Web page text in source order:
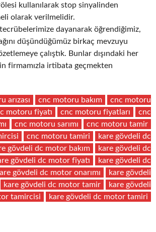
kullanılarak stop sinyalinden
olarak verilmelidir.
dayanarak öğrendiğimiz,
düşündüğümüz birkaç mevzuyu
çalıştık. Bunlar dışındaki her
firmamızla irtibata geçmekten
arızası cnc motoru bakım
cnc motoru
motoru fiyatı cnc motoru fiyatları
cnc
cnc motoru sarımı
cnc motoru tamir
cnc motoru tamiri
kare gövdeli dc
gövdeli dc motor bakım
kare gövdeli dc
gövdeli dc motor fiyatı
kare gövdeli dc
gövdeli dc motor onarımı
kare gövdeli
kare gövdeli dc motor tamir
kare gövdeli
tamircisi
kare gövdeli dc motor tamiri